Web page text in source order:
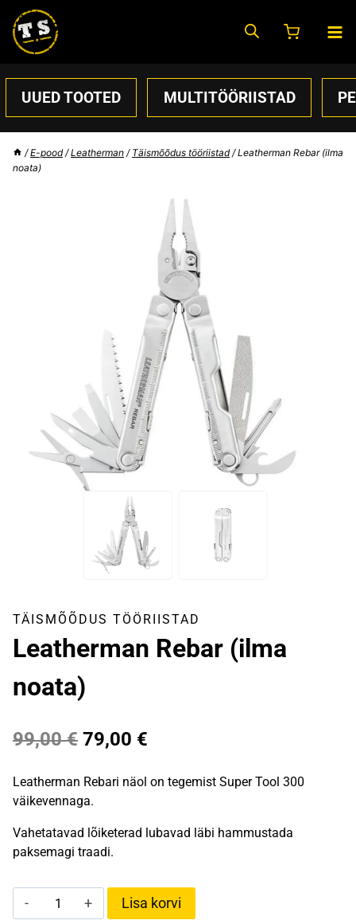
content
UUED TOOTED MULTITÖÖRIISTAD
/ E-pood / Leatherman / Täismõõdus tööriistad / Leatherman Rebar (ilma
noata)
TÄISMÕÕDUS TÖÖRIISTAD
Leatherman Rebar (ilma
noata)
99,00€ Algne
oli:
99,00 €.
79,00 €
79,00 €.
Leatherman Rebari näol on tegemist Super Tool 300
väikevennaga.
Vahetatavad lõiketerad lubavad läbi hammustada
paksemagi traadi.
Leatherman
Rebar
Lisa korvi